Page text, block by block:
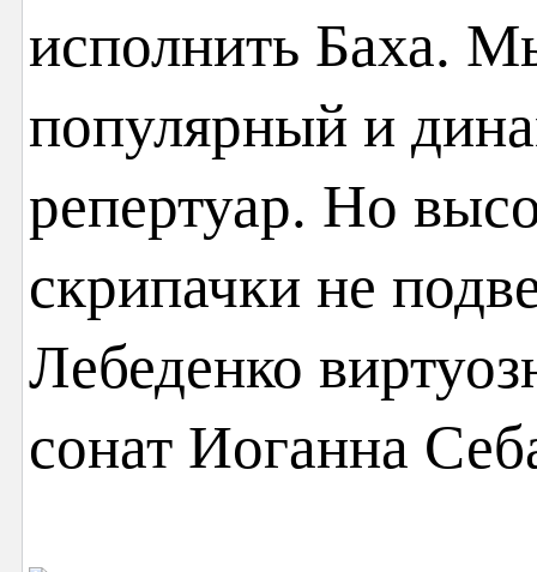
исполнить Баха.
популярный и
репертуар. Но
скрипачки не
Лебеденко
сонат Иоганна